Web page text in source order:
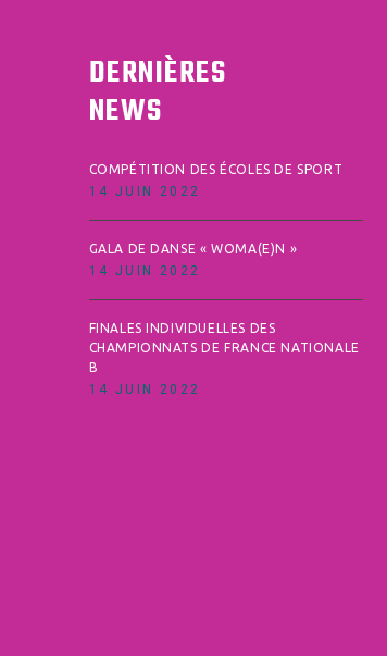
DERNIÈRES
NEWS
COMPÉTITION DES ÉCOLES DE SPORT
14 JUIN 2022
GALA DE DANSE « WOMA(E)N »
14 JUIN 2022
FINALES INDIVIDUELLES DES
CHAMPIONNATS DE FRANCE NATIONALE
B
14 JUIN 2022